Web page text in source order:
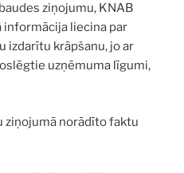
ziņojumu, KNAB
liecina par
izdarītu krāpšanu, jo ar
uzņēmuma līgumi,
ziņojumā norādīto faktu